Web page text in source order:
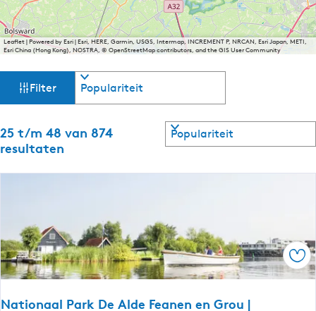
Leaflet|Powered by Esri | Esri, HERE, Garmin, USGS, Intermap, INCREMENT P, NRCAN, Esri Japan, METI,
Esri China (Hong Kong), NOSTRA, © OpenStreetMap contributors, and the GIS User Community
a
t
z
e
k
j
Filter
r
t
e
e
r
25 t/m 48 van 874
resultaten
S
o
t
o
p
:
Nationaal Park De Alde Feanen en Grou |